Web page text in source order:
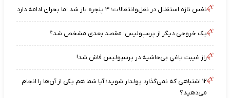
نفس تازه استقلال در نقل‌وانتقالات؛ ۳ پنجره باز شد اما بحران ادامه دارد
یک خروجی دیگر از پرسپولیس؛ مقصد بعدی مشخص شد؟
راز غیبت یاغیِ بی‌حاشیه در پرسپولیس فاش شد!
۱۲ اشتباهی که نمی‌گذارد پولدار شوید؛ آیا شما هم یکی از آن‌ها را انجام
می‌دهید؟